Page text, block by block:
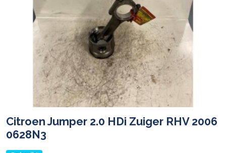
Citroen Jumper 2.0 HDi Zuiger RHV 2006
0628N3